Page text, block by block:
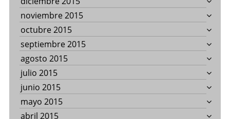
noviembre 2015
octubre 2015
septiembre 2015
agosto 2015
julio 2015
junio 2015
mayo 2015
abril 2015